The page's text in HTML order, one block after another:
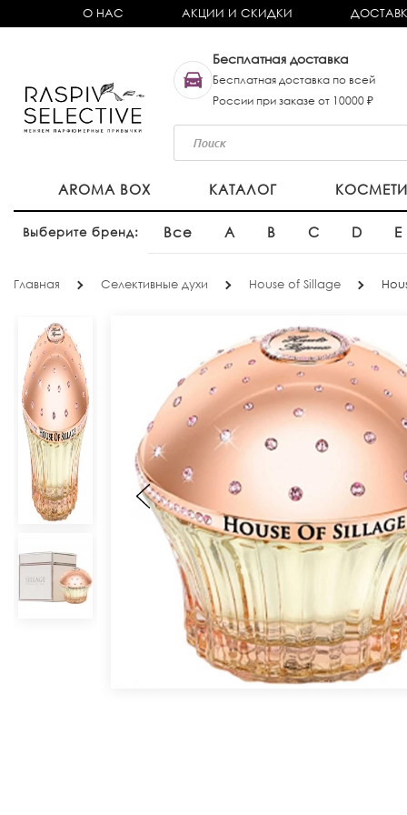
О НАС АКЦИИ И СКИДКИ
Бесплатная доставка
Бесплатная доставка по всей
России при заказе от 10000 ₽
AROMA BOX КАТАЛОГ
Выберите бренд: Все A B C D E
Главная Селективные духи House of Sillage